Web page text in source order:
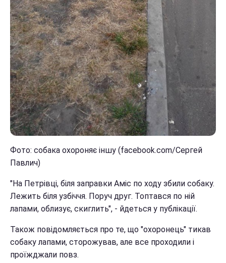
Фото: собака охороняє іншу (facebook.com/Сергей
Павлич)
"На Петрівці, біля заправки Аміс по ходу збили собаку.
Лежить біля узбіччя. Поруч друг. Топтався по ній
лапами, облизує, скиглить", - йдеться у публікації.
Також повідомляється про те, що "охоронець" тикав
собаку лапами, сторожував, але все проходили і
проїжджали повз.